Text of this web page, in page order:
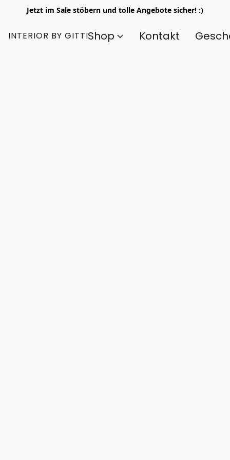
Jetzt im Sale stöbern und tolle Angebote sicher! :)
INTERIOR BY GITTIShop Kontakt